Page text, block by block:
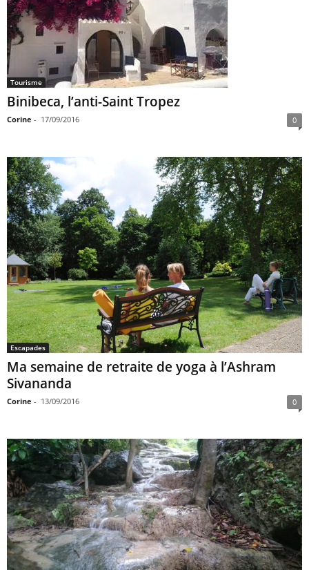
Tourisme
Binibeca, l’anti-Saint Tropez
Corine - 17/09/2016 0
Escapades
Ma semaine de retraite de yoga à l’Ashram
Sivananda
Corine - 13/09/2016 0